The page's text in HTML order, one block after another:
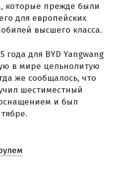
которые прежде были
для европейских
высшего класса.
для BYD Yangwang
в мире цельнолитую
же сообщалось, что
шестиместный
и был